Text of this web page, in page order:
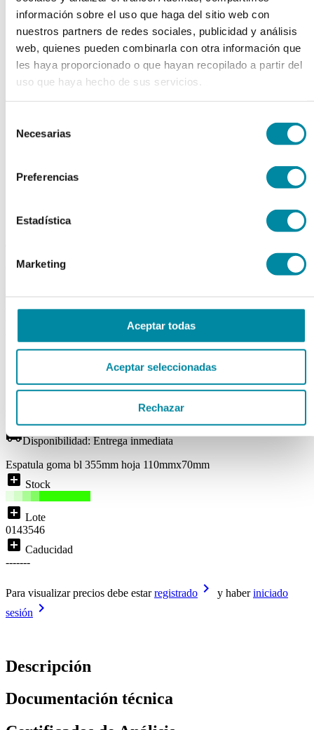
información sobre el uso que haga del sitio web con
nuestros partners de redes sociales, publicidad y análisis
web, quienes pueden combinarla con otra información que
les haya proporcionado o que hayan recopilado a partir del
uso que haya hecho de sus servicios.
Necesarias
Preferencias
Estadística
Marketing
Aceptar todas
Aceptar seleccionadas
Rechazar
chevron_leftchevron_right
consigue 15 puntos de fidelización
ESPATULA GOMA BL 355mm
HOJA 110mmx70mm
Disponibilidad:ENTREGA INMEDIATA
local_shippingDisponibilidad: Entrega inmediata
Espatula goma bl 355mm hoja 110mmx70mm
add_box Stock
add_box Lote
0143546
add_box Caducidad
-------
Para visualizar precios debe estarregistrado keyboard_arrow_right y haberiniciado
sesión keyboard_arrow_right
Descripción
Documentación técnica